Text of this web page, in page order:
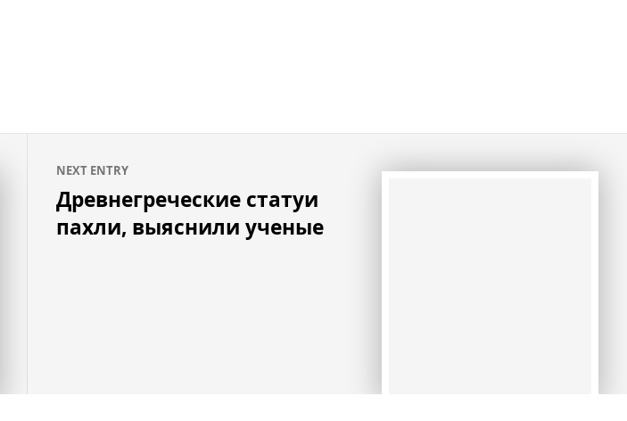
NEXT ENTRY
Древнегреческие статуи
пахли, выяснили ученые